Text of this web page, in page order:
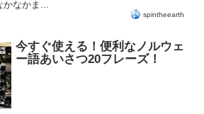
なかま...
spintheearth
今すぐ使える！便利なノルウェ
ー語あいさつ20フレーズ！